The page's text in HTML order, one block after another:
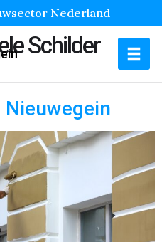
Nederland
Schilder
Nieuwegein